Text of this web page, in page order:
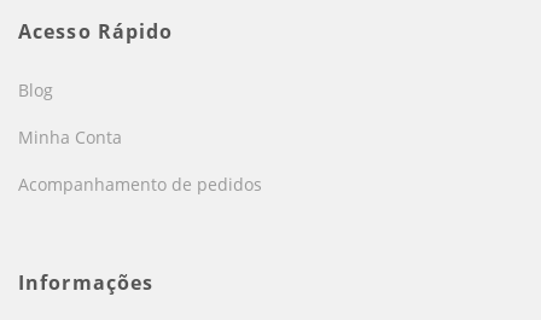
Acesso Rápido
Blog
Minha Conta
Acompanhamento de pedidos
Informações